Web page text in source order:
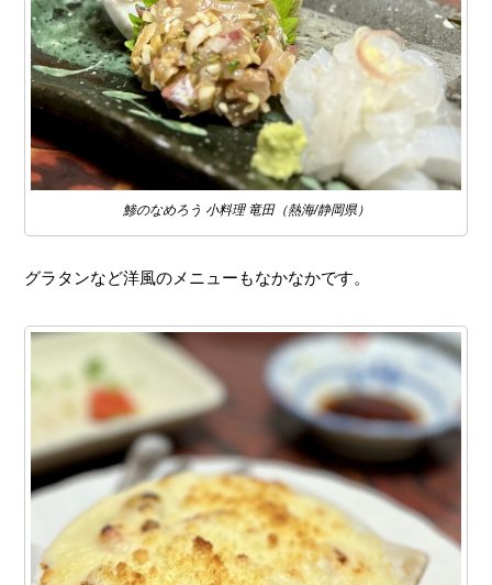
鯵のなめろう 小料理 竜田（熱海/静岡県）
グラタンなど洋風のメニューもなかなかです。